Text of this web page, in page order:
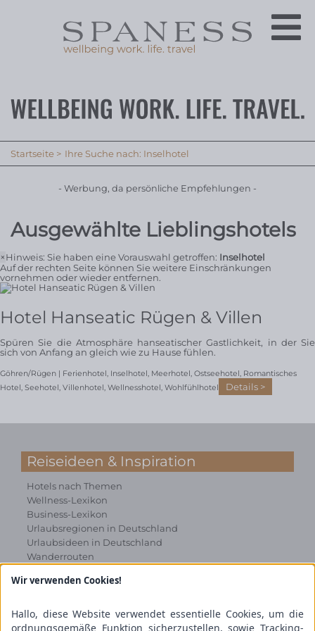
Startseite Ihre Suche nach: Inselhotel
- Werbung, da persönliche Empfehlungen -
Ausgewählte Lieblingshotels
×Hinweis: Sie haben eine Vorauswahl getroffen: Inselhotel
Auf der rechten Seite können Sie weitere Einschränkungen
vornehmen oder wieder entfernen.
Hotel Hanseatic Rügen & Villen
Spüren Sie die Atmosphäre hanseatischer Gastlichkeit, in der Sie
sich von Anfang an gleich wie zu Hause fühlen.
Göhren/Rügen | Ferienhotel, Inselhotel, Meerhotel, Ostseehotel, Romantisches
Hotel, Seehotel, Villenhotel, Wellnesshotel, Wohlfühlhotel Details
Reiseideen & Inspiration
Hotels nach Themen
Wellness-Lexikon
Business-Lexikon
Urlaubsregionen in Deutschland
Urlaubsideen in Deutschland
Wanderrouten
Kooperation & Zusammenarbeit
Kundenbereich
Presse
Wir verwenden Cookies!
Hallo, diese Website verwendet essentielle Cookies, um die
ordnungsgemäße Funktion sicherzustellen, sowie Tracking-